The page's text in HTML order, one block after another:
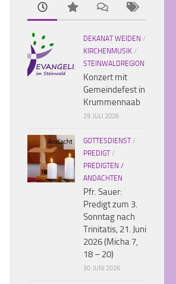
DEKANAT WEIDEN /
KIRCHENMUSIK /
STEINWALDREGION
Konzert mit
Gemeindefest in
Krummennaab
29. JULI 2026
GOTTESDIENST/
PREDIGT/
PREDIGTEN /
ANDACHTEN
Pfr. Sauer:
Predigt zum 3.
Sonntag nach
Trinitatis, 21. Juni
2026 (Micha 7,
18 – 20)
30. JUNI 2026